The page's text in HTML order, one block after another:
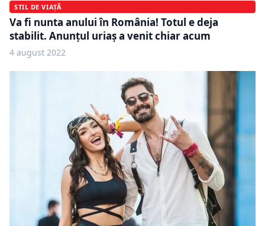
STIL DE VIAȚĂ
Va fi nunta anului în România! Totul e deja
stabilit. Anunţul uriaş a venit chiar acum
4 august 2022